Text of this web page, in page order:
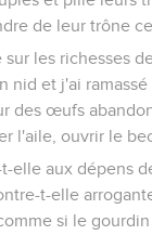
de leur trône
sur les richesses
nid et j'ai ramassé
des œufs
l'aile, ouvrir le
elle aux dépens
t-elle
si le